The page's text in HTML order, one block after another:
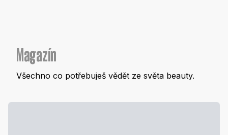
Magazín
Všechno co potřebuješ vědět ze světa beauty.